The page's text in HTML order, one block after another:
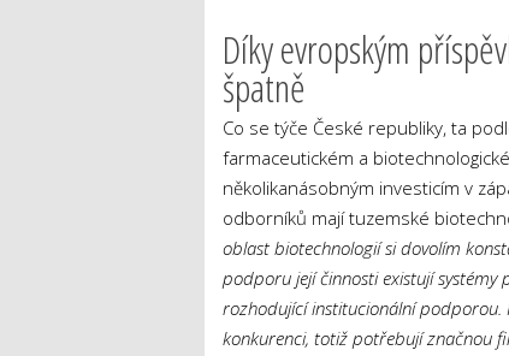
Díky evropským
špatně
Co se týče České republiky, ta
farmaceutickém a
několikanásobným investicím v
odborníků mají tuzemské
oblast biotechnologií si dovolím
podporu její činnosti existují
rozhodující institucionální podporou.
konkurenci, totiž potřebují značnou